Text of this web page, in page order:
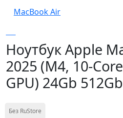
MacBook Air
Ноутбук Apple
2025 (M4, 10-
GPU) 24Gb
Без RuStore